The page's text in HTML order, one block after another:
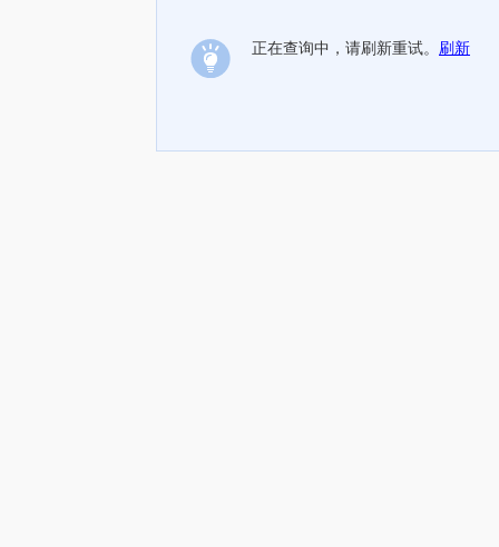
正在查询中，请刷新重试。 刷新